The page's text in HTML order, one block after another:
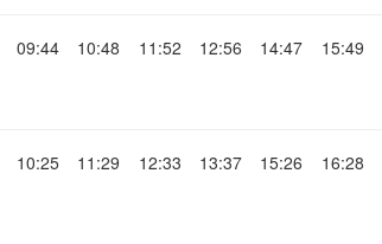
09:44 10:48 11:52 12:56 14:47 15:49
10:25 11:29 12:33 13:37 15:26 16:28